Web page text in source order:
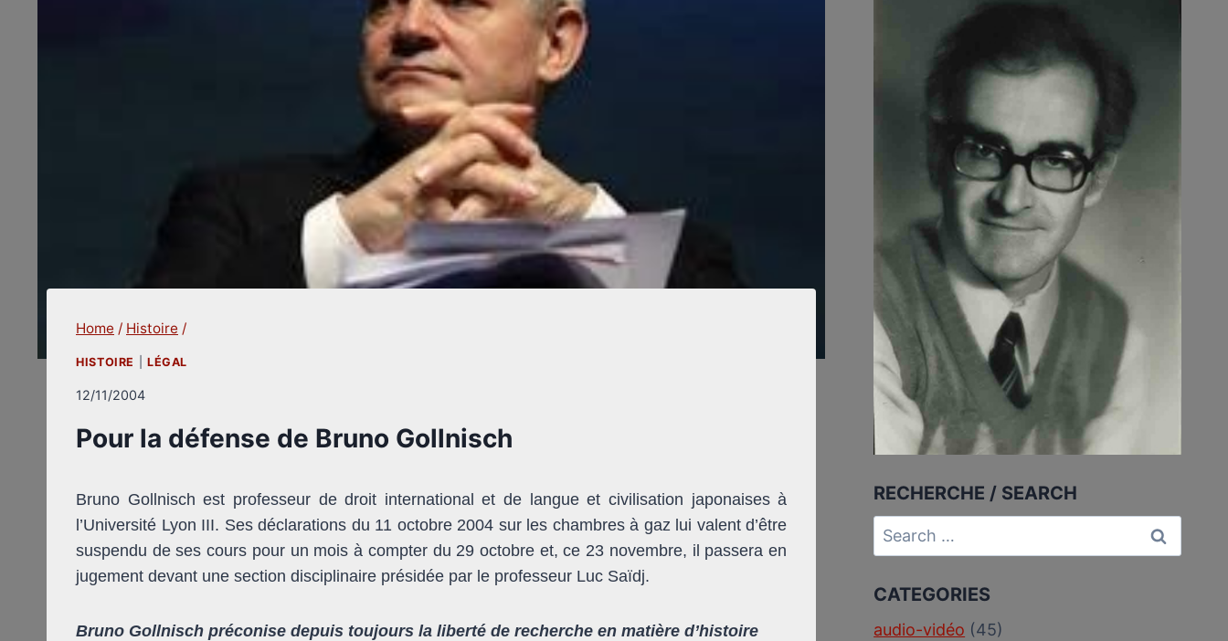
Home / Histoire /
HISTOIRE LÉGAL
12/11/2004
Pour la défense de Bruno Gollnisch
Bruno Gollnisch est professeur de droit international et de langue et civilisation japonaises à
l’Université Lyon III. Ses déclarations du 11 octobre 2004 sur les chambres à gaz lui valent d’être
suspendu de ses cours pour un mois à compter du 29 octobre et, ce 23 novembre, il passera en
jugement devant une section disciplinaire présidée par le professeur Luc Saïdj.
Bruno Gollnisch préconise depuis toujours la liberté de recherche en matière d’histoire
RECHERCHE / SEARCH
Search
for:
CATEGORIES
audio-vidéo (45)